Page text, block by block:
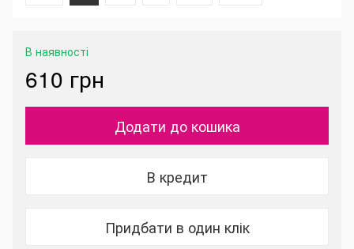
В наявності
610 грн
Додати до кошика
В кредит
Придбати в один клік